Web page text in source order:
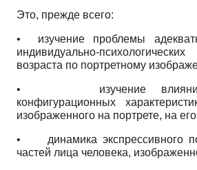
Это, прежде всего:
• изучение проблемы
индивидуально-
возраста по портретному
• изучение
конфигурационных
изображенного на портрете, на
• динамика экспрессивного
частей лица человека,